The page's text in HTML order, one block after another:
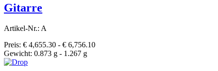
Gitarre
Artikel-Nr.: A
Preis: € 4,655.30 - € 6,756.10
Gewicht: 0.873 g - 1.267 g